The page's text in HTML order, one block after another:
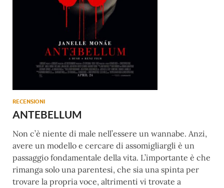
RECENSIONI
ANTEBELLUM
Non c’è niente di male nell’essere un wannabe. Anzi,
avere un modello e cercare di assomigliargli è un
passaggio fondamentale della vita. L’importante è che
rimanga solo una parentesi, che sia una spinta per
trovare la propria voce, altrimenti vi trovate a